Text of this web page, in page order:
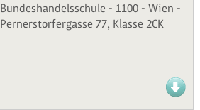
Bundeshandelsschule - 1100 - Wien -
Pernerstorfergasse 77, Klasse 2CK